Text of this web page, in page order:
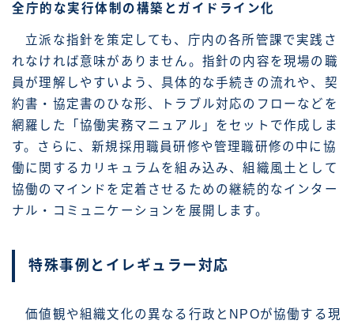
全庁的な実行体制の構築とガイドライン化
立派な指針を策定しても、庁内の各所管課で実践さ
れなければ意味がありません。指針の内容を現場の職
員が理解しやすいよう、具体的な手続きの流れや、契
約書・協定書のひな形、トラブル対応のフローなどを
網羅した「協働実務マニュアル」をセットで作成しま
す。さらに、新規採用職員研修や管理職研修の中に協
働に関するカリキュラムを組み込み、組織風土として
協働のマインドを定着させるための継続的なインター
ナル・コミュニケーションを展開します。
特殊事例とイレギュラー対応
価値観や組織文化の異なる行政とNPOが協働する現